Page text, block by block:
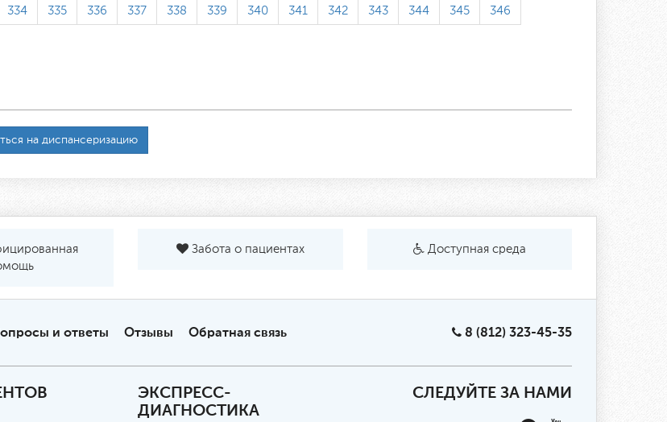
334 335 336 337 338 339 340 341 342 343 344 345 346
на диспансеризацию
Забота о пациентах Доступная среда
и ответы Отзывы Обратная связь 8 (812) 323-45-35
ЭКСПРЕСС-
ДИАГНОСТИКА
СЛЕДУЙТЕ ЗА НАМИ